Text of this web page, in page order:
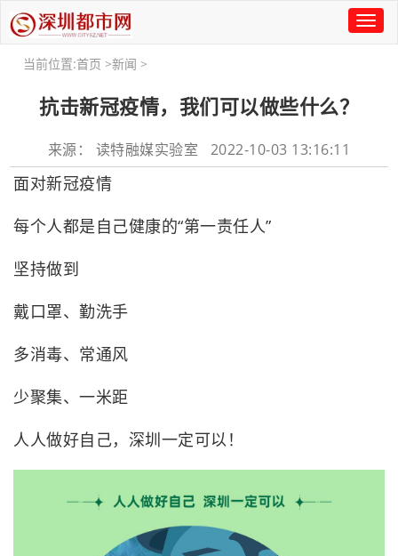
Toggle
当前位置:首页 >新闻 >
抗击新冠疫情，我们可以做些什么？
来源： 读特融媒实验室 2022-10-03 13:16:11
面对新冠疫情
每个人都是自己健康的“第一责任人”
坚持做到
戴口罩、勤洗手
多消毒、常通风
少聚集、一米距
人人做好自己，深圳一定可以！